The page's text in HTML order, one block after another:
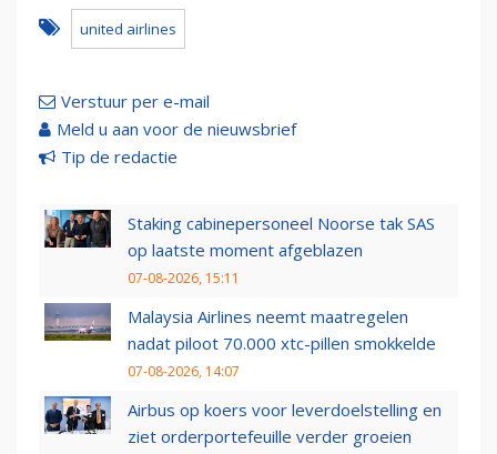
united airlines
Verstuur per e-mail
Meld u aan voor de nieuwsbrief
Tip de redactie
Staking cabinepersoneel Noorse tak SAS
op laatste moment afgeblazen
07-08-2026, 15:11
Malaysia Airlines neemt maatregelen
nadat piloot 70.000 xtc-pillen smokkelde
07-08-2026, 14:07
Airbus op koers voor leverdoelstelling en
ziet orderportefeuille verder groeien